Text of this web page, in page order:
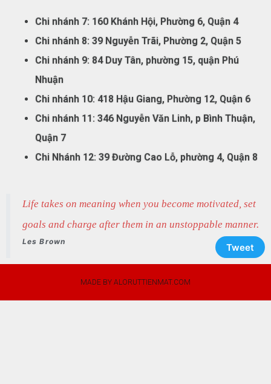
Chi nhánh 7: 160 Khánh Hội, Phường 6, Quận 4
Chi nhánh 8: 39 Nguyễn Trãi, Phường 2, Quận 5
Chi nhánh 9: 84 Duy Tân, phường 15, quận Phú
Nhuận
Chi nhánh 10: 418 Hậu Giang, Phường 12, Quận 6
Chi nhánh 11: 346 Nguyễn Văn Linh, p Bình Thuận,
Quận 7
Chi Nhánh 12: 39 Đường Cao Lỗ, phường 4, Quận 8
Life takes on meaning when you become motivated, set
goals and charge after them in an unstoppable manner.
Les Brown Tweet
MADE BY ALORUTTIENMAT.COM